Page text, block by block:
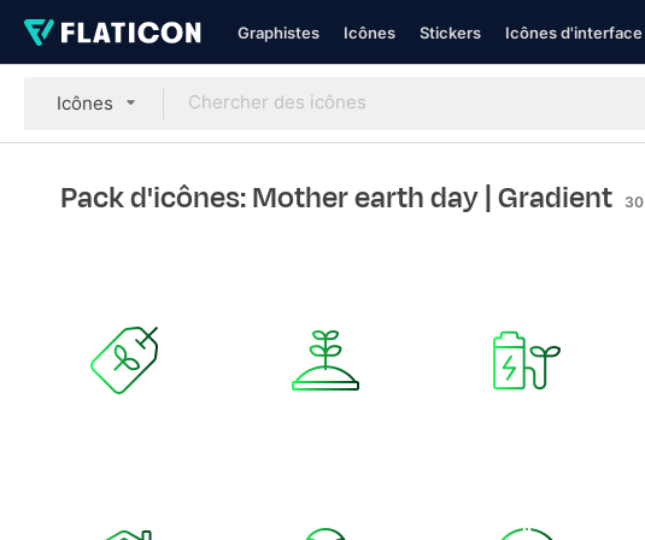
Graphistes Icônes Stickers Icônes d'interface
Icônes
Pack d'icônes: Mother earth day| Gradient 30